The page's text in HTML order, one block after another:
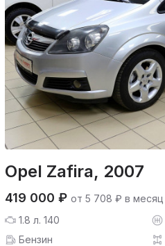
Opel Zafira, 2007
419 000 ₽ от 5 708 ₽ в месяц
1.8 л. 140
Бензин